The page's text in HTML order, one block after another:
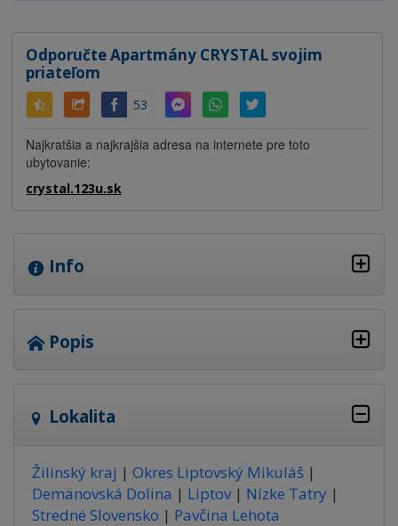
Odporučte Apartmány CRYSTAL svojim
priateľom
53
Najkratšia a najkrajšia adresa na internete pre toto
ubytovanie:
crystal.123u.sk
Info
Popis
Lokalita
Žilinský kraj | Okres Liptovský Mikuláš |
Demänovská Dolina | Liptov | Nízke Tatry |
Stredné Slovensko | Pavčina Lehota